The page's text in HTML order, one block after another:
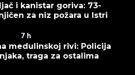
i kanistar goriva: 73-
za niz požara u Istri
7 h
medulinskoj rivi: Policija
traga za ostalima